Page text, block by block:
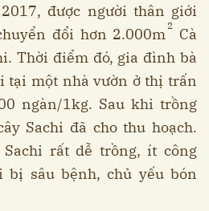
được người thân giới
đổi hơn 2.000m2 Cà
Thời điểm đó, gia đình bà
tại một nhà vườn ở thị trấn
ngàn/1kg. Sau khi trồng
Sachi đã cho thu hoạch.
Sachi rất dễ trồng, ít công
bị sâu bệnh, chủ yếu bón